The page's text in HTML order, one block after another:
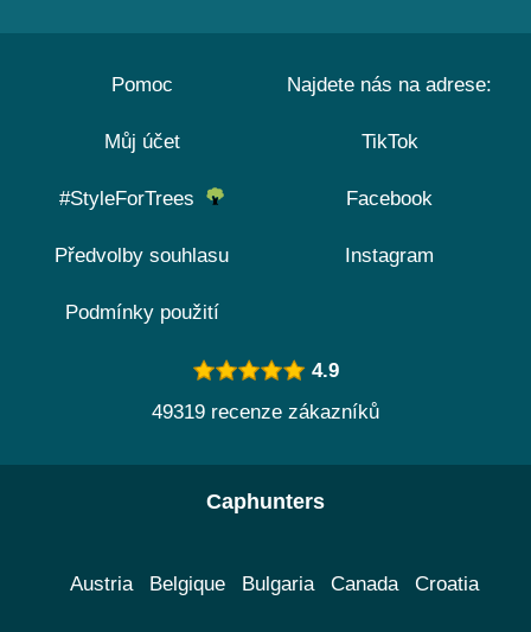
Pomoc
Můj účet
#StyleForTrees
Předvolby souhlasu
Podmínky použití
Najdete nás na adrese:
TikTok
Facebook
Instagram
4.9
49319 recenze zákazníků
Caphunters
Austria Belgique Bulgaria Canada Croatia